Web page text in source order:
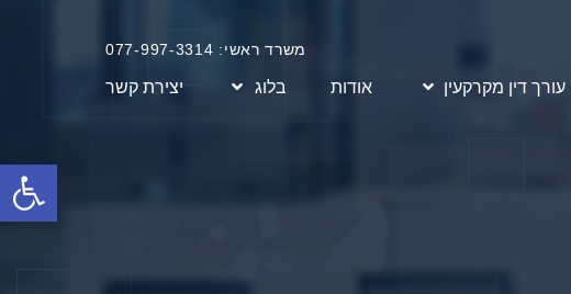
משרד ראשי: 077-997-3314
עורך דין מקרקעין אודות בלוג יצירת קשר